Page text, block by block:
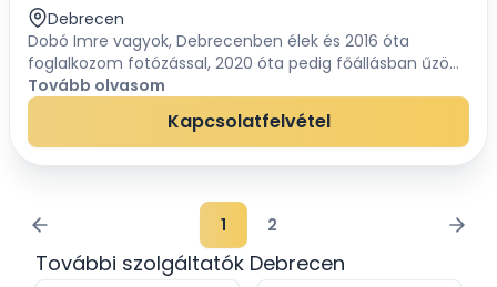
Debrecen
Dobó Imre vagyok, Debrecenben élek és 2016 óta
foglalkozom fotózással, 2020 óta pedig főállásban űzöm
ezt a számomra igazán lélekmelengető hivatást.
Kezdetben a fotózás szépségéhez még csak hobbiszint...
Tovább olvasom
Kapcsolatfelvétel
1 2
További szolgáltatók Debrecen